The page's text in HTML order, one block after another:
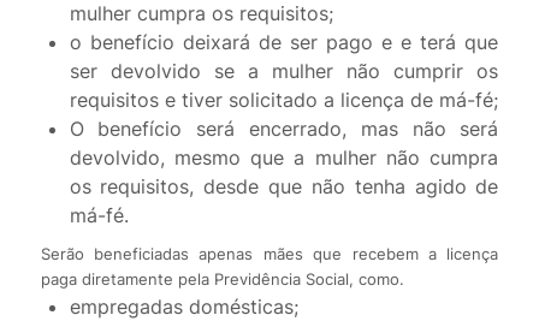
mulher cumpra os requisitos;
o benefício deixará de ser pago e e terá que
ser devolvido se a mulher não cumprir os
requisitos e tiver solicitado a licença de má-fé;
O benefício será encerrado, mas não será
devolvido, mesmo que a mulher não cumpra
os requisitos, desde que não tenha agido de
má-fé.
Serão beneficiadas apenas mães que recebem a licença
paga diretamente pela Previdência Social, como.
empregadas domésticas;